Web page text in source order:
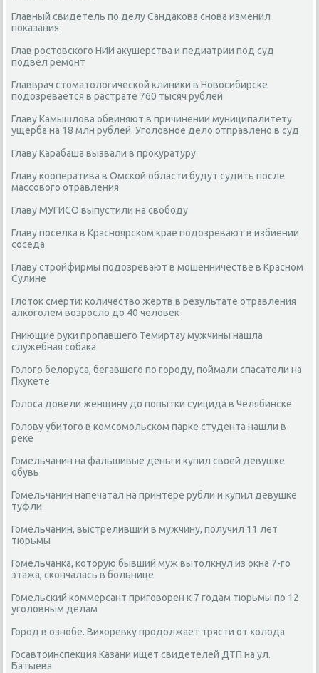
Главный свидетель по делу Сандакова снова изменил
показания
Глав ростовского НИИ акушерства и педиатрии под суд
подвёл ремонт
Главврач стоматологической клиники в Новосибирске
подозревается в растрате 760 тысяч рублей
Главу Камышлова обвиняют в причинении муниципалитету
ущерба на 18 млн рублей. Уголовное дело отправлено в суд
Главу Карабаша вызвали в прокуратуру
Главу кооператива в Омской области будут судить после
массового отравления
Главу МУГИСО выпустили на свободу
Главу поселка в Красноярском крае подозревают в избиении
соседа
Главу стройфирмы подозревают в мошенничестве в Красном
Сулине
Глоток смерти: количество жертв в результате отравления
алкоголем возросло до 40 человек
Гниющие руки пропавшего Темиртау мужчины нашла
служебная собака
Голого белоруса, бегавшего по городу, поймали спасатели на
Пхукете
Голоса довели женщину до попытки суицида в Челябинске
Голову убитого в комсомольском парке студента нашли в
реке
Гомельчанин на фальшивые деньги купил своей девушке
обувь
Гомельчанин напечатал на принтере рубли и купил девушке
туфли
Гомельчанин, выстреливший в мужчину, получил 11 лет
тюрьмы
Гомельчанка, которую бывший муж вытолкнул из окна 7-го
этажа, скончалась в больнице
Гомельский коммерсант приговорен к 7 годам тюрьмы по 12
уголовным делам
Город в ознобе. Вихоревку продолжает трясти от холода
Госавтоинспекция Казани ищет свидетелей ДТП на ул.
Батыева